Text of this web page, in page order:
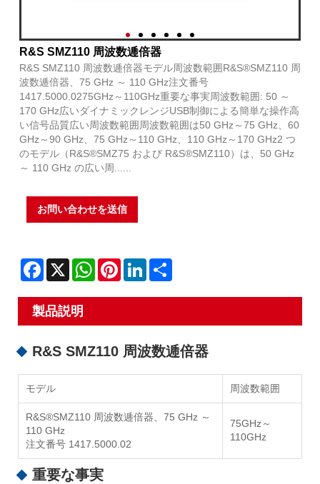
R&S SMZ110 周波数逓倍器
R&S SMZ110 周波数逓倍器モデル周波数範囲R&S®SMZ110 周
波数逓倍器、75 GHz ～ 110 GHz注文番号
1417.5000.0275GHz～110GHz重要な事実周波数範囲: 50 ～
170 GHz広いダイナミックレンジUSB制御による簡単な操作高
い信号品質広い周波数範囲周波数範囲は50 GHz～75 GHz、60
GHz～90 GHz、75 GHz～110 GHz、110 GHz～170 GHz2 つ
のモデル（R&S®SMZ75 および R&S®SMZ110）は、50 GHz
～ 110 GHz の広い周......
お問い合わせを送信
Facebook
X WhatsAppPinterestLinkedIn
製品説明
R&S SMZ110 周波数逓倍器
モデル 周波数範囲
R&S®SMZ110 周波数逓倍器、75 GHz ～
110 GHz
注文番号 1417.5000.02
75GHz～
110GHz
重要な事実